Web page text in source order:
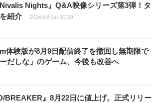
Nights』Q&A映像シリーズ第3弾！タ
紹介
2026.8.8 Sat 20:30
体験版が8月9日配信終了を撤回し無期限で
だしな」のゲーム、今後も改善へ
BREAKER』8月22日に値上げ。正式リリー